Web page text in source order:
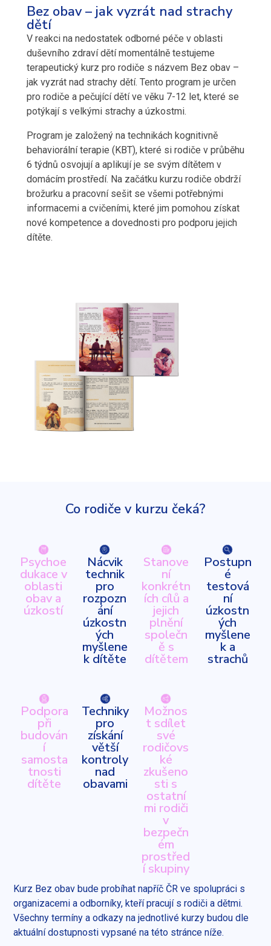
Bez obav – jak vyzrát nad strachy
dětí
V reakci na nedostatek odborné péče v oblasti
duševního zdraví dětí momentálně testujeme
terapeutický kurz pro rodiče s názvem Bez obav –
jak vyzrát nad strachy dětí. Tento program je určen
pro rodiče a pečující dětí ve věku 7-12 let, které se
potýkají s velkými strachy a úzkostmi.
Program je založený na technikách kognitivně
behaviorální terapie (KBT), které si rodiče v průběhu
6 týdnů osvojují a aplikují je se svým dítětem v
domácím prostředí. Na začátku kurzu rodiče obdrží
brožurku a pracovní sešit se všemi potřebnými
informacemi a cvičeními, které jim pomohou získat
nové kompetence a dovednosti pro podporu jejich
dítěte.
Co rodiče v kurzu čeká?
Psychoe
dukace v
oblasti
obav a
úzkostí
Nácvik
technik
pro
rozpozn
ání
úzkostn
ých
myšlene
k dítěte
Stanove
ní
konkrétn
ích cílů a
jejich
plnění
společn
ě s
dítětem
Postupn
é
testová
ní
úzkostn
ých
myšlene
k a
strachů
Podpora
při
budován
í
samosta
tnosti
dítěte
Techniky
pro
získání
větší
kontroly
nad
obavami
Možnos
t sdílet
své
rodičovs
ké
zkušeno
sti s
ostatní
mi rodiči
v
bezpečn
ém
prostřed
í skupiny
Kurz Bez obav bude probíhat napříč ČR ve spolupráci s
organizacemi a odborníky, kteří pracují s rodiči a dětmi.
Všechny termíny a odkazy na jednotlivé kurzy budou dle
aktuální dostupnosti vypsané na této stránce níže.